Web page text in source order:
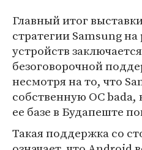
Главный итог
стратегии Samsung
устройств
безоговорочной
несмотря на то, что
собственную ОС
ее базе в Будапеште
Такая поддержка со